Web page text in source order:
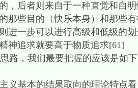
，后者则来自于一种直觉和自
那些目的（快乐本身）和那些
进一步可以进行高级和低级的
神追求就要高于物质追求[61]
路，我们最要把握的应该是如
本的结果取向的理论特点看